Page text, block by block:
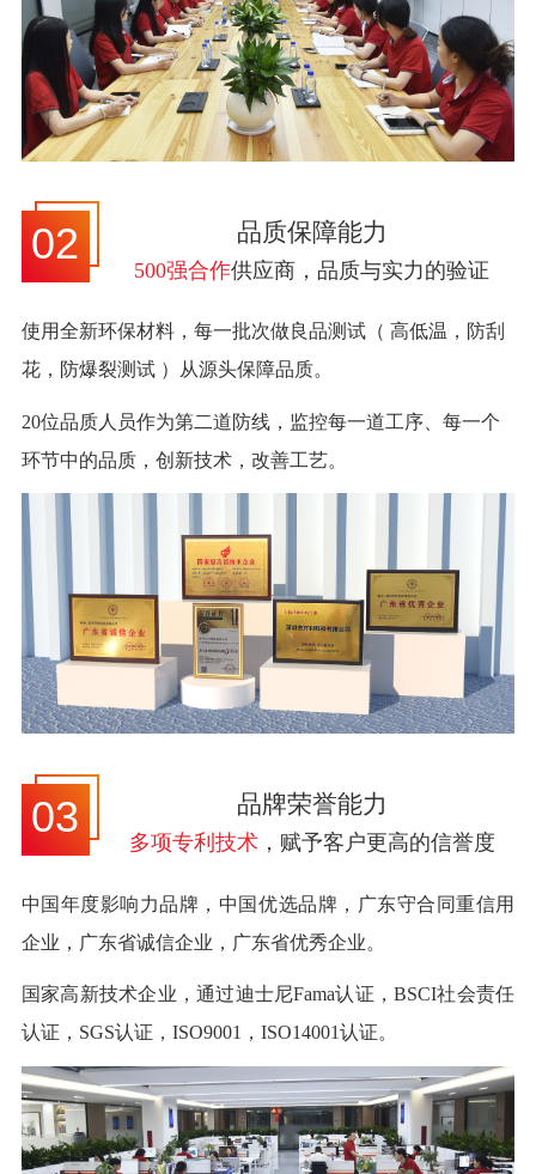
02 品质保障能力
500强合作供应商，品质与实力的验证
使用全新环保材料，每一批次做良品测试（ 高低温，防刮
花，防爆裂测试 ）从源头保障品质。
20位品质人员作为第二道防线，监控每一道工序、每一个
环节中的品质，创新技术，改善工艺。
03 品牌荣誉能力
多项专利技术，赋予客户更高的信誉度
中国年度影响力品牌，中国优选品牌，广东守合同重信用
企业，广东省诚信企业，广东省优秀企业。
国家高新技术企业，通过迪士尼Fama认证，BSCI社会责任
认证，SGS认证，ISO9001，ISO14001认证。